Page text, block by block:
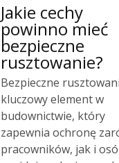
Jakie cechy
powinno mieć
bezpieczne
rusztowanie?
Bezpieczne
kluczowy element w
budownictwie, który
zapewnia ochronę
pracowników, jak i